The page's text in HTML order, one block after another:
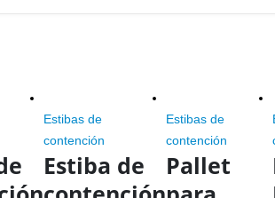
Estibas de
contención
Estiba de
Estibas de
contención
Pallet